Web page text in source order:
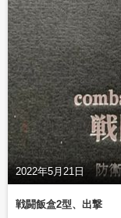
2022年5月21日
戦闘飯盒2型、出撃